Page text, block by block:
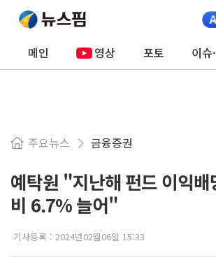
메인 영상 포토 이슈
주요뉴스 금융증권
예탁원 "지난해 펀드 이익배
비 6.7% 늘어"
기사등록 : 2024년02월06일 15:33